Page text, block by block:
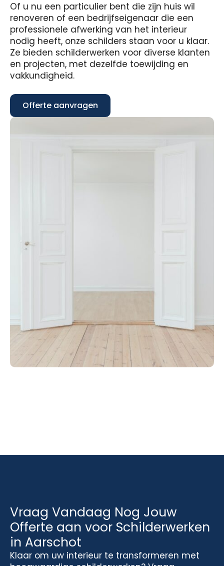
Of u nu een particulier bent die zijn huis wil
renoveren of een bedrijfseigenaar die een
professionele afwerking van het interieur
nodig heeft, onze schilders staan voor u klaar.
Ze bieden schilderwerken voor diverse klanten
en projecten, met dezelfde toewijding en
vakkundigheid.
Offerte aanvragen
Vraag Vandaag Nog Jouw
Offerte aan voor Schilderwerken
in Aarschot
Klaar om uw interieur te transformeren met